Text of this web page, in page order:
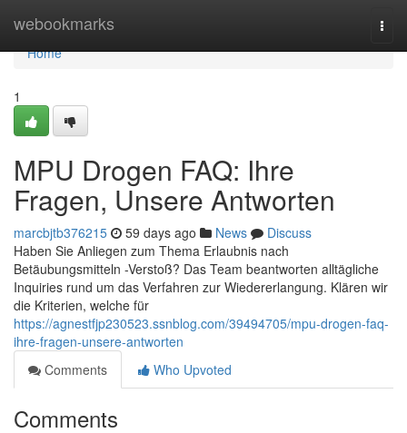
webookmarks
Home
Home
1
MPU Drogen FAQ: Ihre
Fragen, Unsere Antworten
marcbjtb376215 59 days ago News
Discuss
Haben Sie Anliegen zum Thema Erlaubnis nach
Betäubungsmitteln -Verstoß? Das Team beantworten alltägliche
Inquiries rund um das Verfahren zur Wiedererlangung. Klären wir
die Kriterien, welche für
https://agnestfjp230523.ssnblog.com/39494705/mpu-drogen-faq-
ihre-fragen-unsere-antworten
Comments
Who Upvoted
Comments